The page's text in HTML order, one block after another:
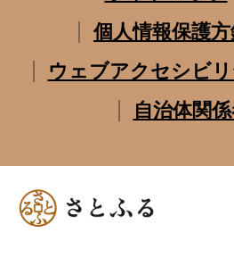
個人情報保護
ウェブアクセシビ
自治体関